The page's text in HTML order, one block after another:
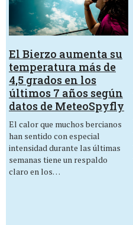
El Bierzo aumenta su
temperatura más de
4,5 grados en los
últimos 7 años según
datos de MeteoSpyfly
El calor que muchos bercianos
han sentido con especial
intensidad durante las últimas
semanas tiene un respaldo
claro en los…